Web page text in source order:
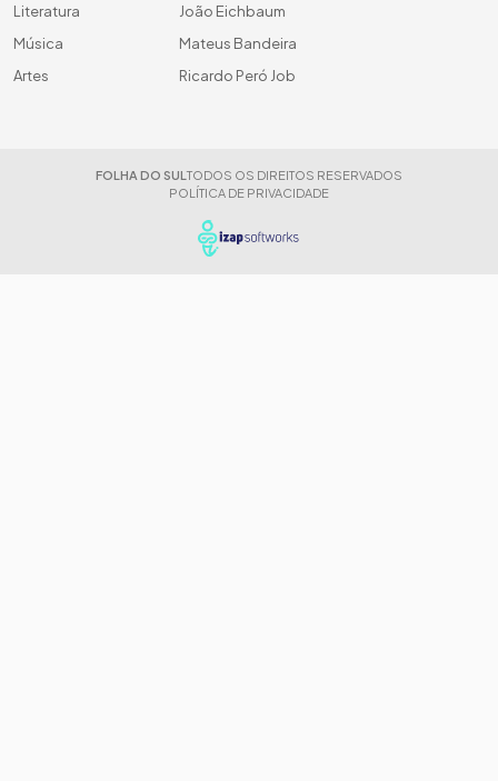
Literatura
Música
Artes
João Eichbaum
Mateus Bandeira
Ricardo Peró Job
FOLHA DO SUL TODOS OS DIREITOS RESERVADOS
POLÍTICA DE PRIVACIDADE